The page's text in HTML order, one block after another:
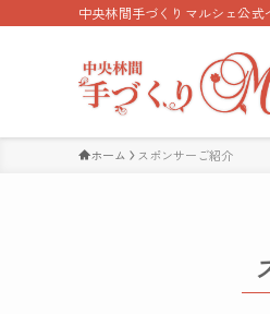
中央林間手づくりマルシェ公式
ホーム スポンサーご紹介